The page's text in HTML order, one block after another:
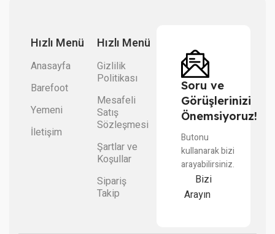
Hızlı Menü
Anasayfa
Barefoot
Yemeni
İletişim
Hızlı Menü
Gizlilik
Politikası
Mesafeli
Satış
Sözleşmesi
Şartlar ve
Koşullar
Sipariş
Takip
Soru ve
Görüşlerinizi
Önemsiyoruz!
Butonu
kullanarak bizi
arayabilirsiniz.
Bizi
Arayın